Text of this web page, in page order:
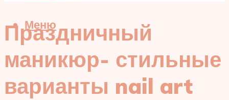
Меню
Праздничный
маникюр- стильные
варианты nail art